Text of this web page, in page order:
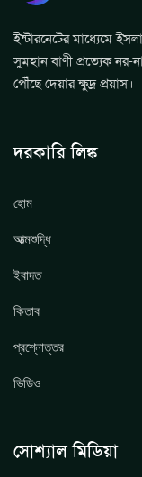
ইন্টারনেটের মাধ্যেমে
সুমহান বাণী প্রত্যেক নর-
পৌঁছে দেয়ার ক্ষুদ্র প্রয়াস।
দরকারি লিঙ্ক
হোম
আত্মশুদ্ধি
ইবাদত
কিতাব
প্রশ্নোত্তর
ভিডিও
সোশ্যাল মিডিয়া